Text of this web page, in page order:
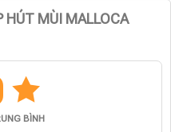
HÚT MÙI MALLOCA
BÌNH